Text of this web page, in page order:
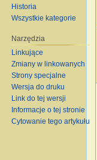
Historia
Wszystkie kategorie
Narzędzia
Linkujące
Zmiany w linkowanych
Strony specjalne
Wersja do druku
Link do tej wersji
Informacje o tej stronie
Cytowanie tego artykułu